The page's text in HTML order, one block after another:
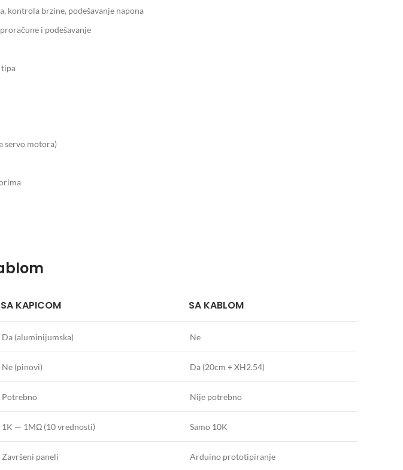
kontrola brzine, podešavanje napona
i podešavanje
servo motora)
SA KAPICOM SA KABLOM
Da (aluminijumska) Ne
Ne (pinovi) Da (20cm + XH2.54)
Potrebno Nije potrebno
1K — 1MΩ (10 vrednosti) Samo 10K
Završeni paneli Arduino prototipiranje